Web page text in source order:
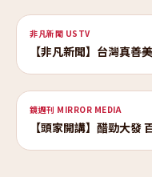
📺 非凡新聞
非凡新聞 USTV
【非凡新聞】台灣真善
📰 鏡週刊
鏡週刊 MIRROR MEDIA
【頭家開講】醋勁大發